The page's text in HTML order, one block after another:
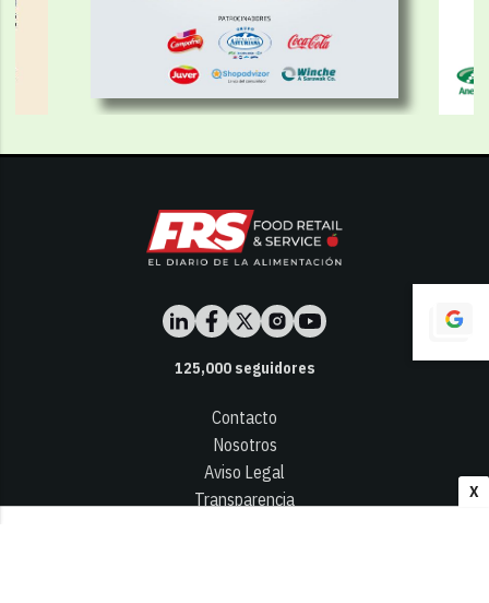
X
125,000seguidores
Contacto
Nosotros
Aviso Legal
Transparencia